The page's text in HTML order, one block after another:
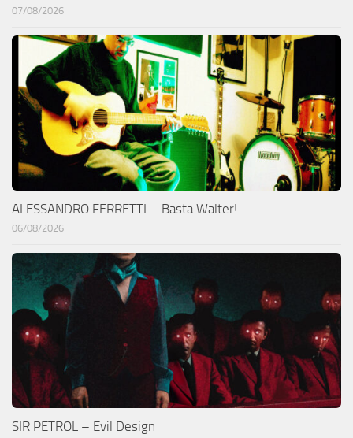
07/08/2026
ALESSANDRO FERRETTI – Basta Walter!
06/08/2026
SIR PETROL – Evil Design